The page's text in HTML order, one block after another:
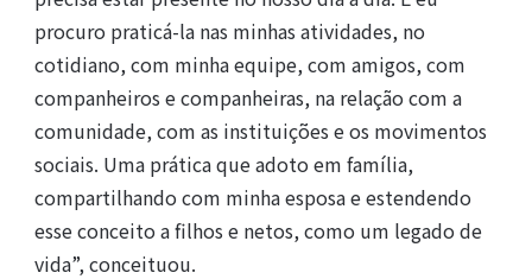
procuro praticá-la nas minhas atividades, no
cotidiano, com minha equipe, com amigos, com
companheiros e companheiras, na relação com a
comunidade, com as instituições e os movimentos
sociais. Uma prática que adoto em família,
compartilhando com minha esposa e estendendo
esse conceito a filhos e netos, como um legado de
vida”, conceituou.